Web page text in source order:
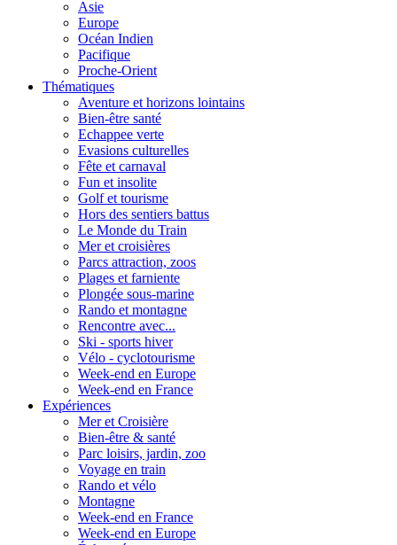
Asie
Europe
Océan Indien
Pacifique
Proche-Orient
Thématiques
Aventure et horizons lointains
Bien-être santé
Echappee verte
Evasions culturelles
Fête et carnaval
Fun et insolite
Golf et tourisme
Hors des sentiers battus
Le Monde du Train
Mer et croisières
Parcs attraction, zoos
Plages et farniente
Plongée sous-marine
Rando et montagne
Rencontre avec...
Ski - sports hiver
Vélo - cyclotourisme
Week-end en Europe
Week-end en France
Expériences
Mer et Croisière
Bien-être & santé
Parc loisirs, jardin, zoo
Voyage en train
Rando et vélo
Montagne
Week-end en France
Week-end en Europe